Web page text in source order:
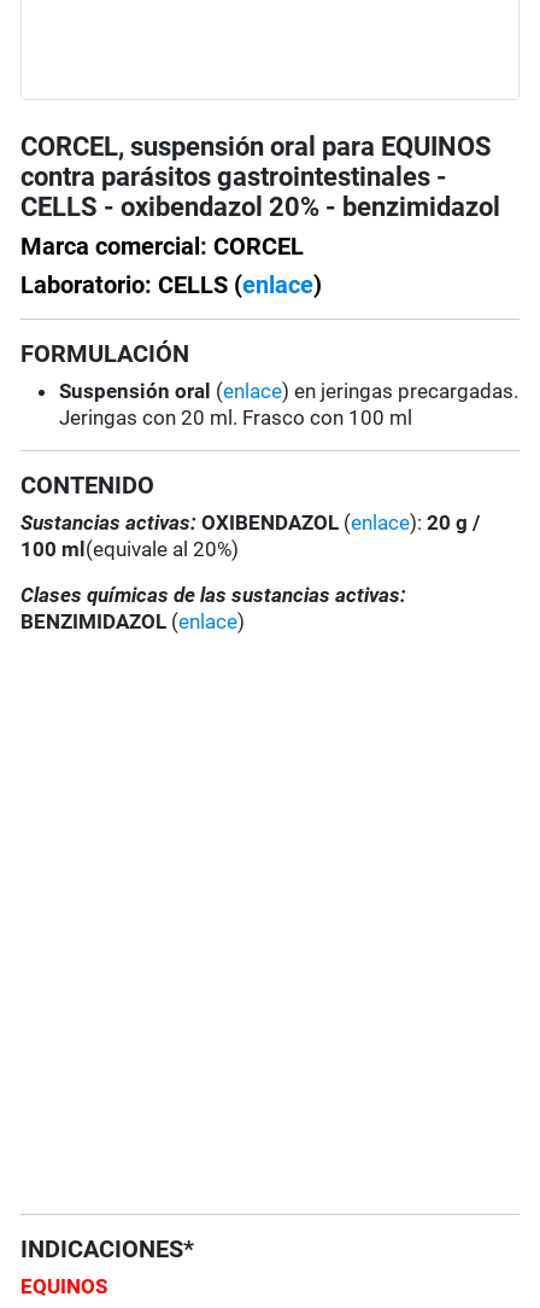
CORCEL, suspensión oral para EQUINOS
contra parásitos gastrointestinales -
CELLS - oxibendazol 20% - benzimidazol
Marca comercial: CORCEL
Laboratorio: CELLS (enlace)
FORMULACIÓN
Suspensión oral (enlace) en jeringas precargadas.
Jeringas con 20 ml. Frasco con 100 ml
CONTENIDO
Sustancias activas:OXIBENDAZOL (enlace):20 g /
100 ml (equivale al 20%)
Clases químicas de las sustancias activas:
BENZIMIDAZOL (enlace)
INDICACIONES*
EQUINOS